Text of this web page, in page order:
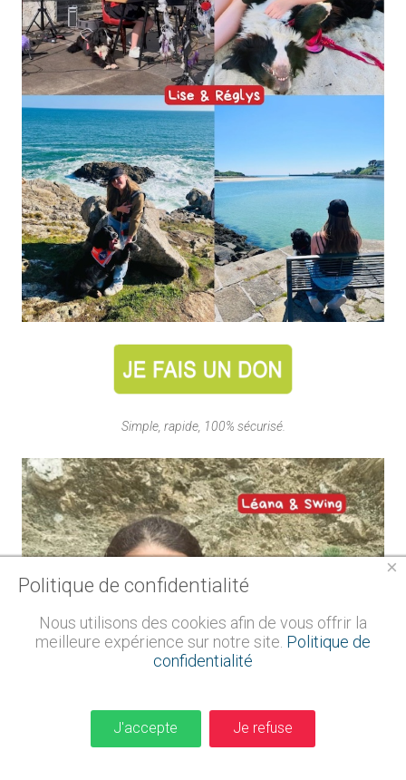
Simple, rapide, 100% sécurisé.
×
Politique de confidentialité
Nous utilisons des cookies afin de vous offrir la
meilleure expérience sur notre site. Politique de
confidentialité
J'accepte Je refuse